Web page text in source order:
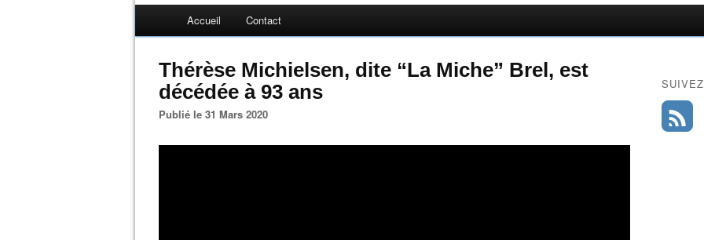
Accueil Contact
Thérèse Michielsen, dite “La Miche” Brel, est
décédée à 93 ans
Publié le 31 Mars 2020